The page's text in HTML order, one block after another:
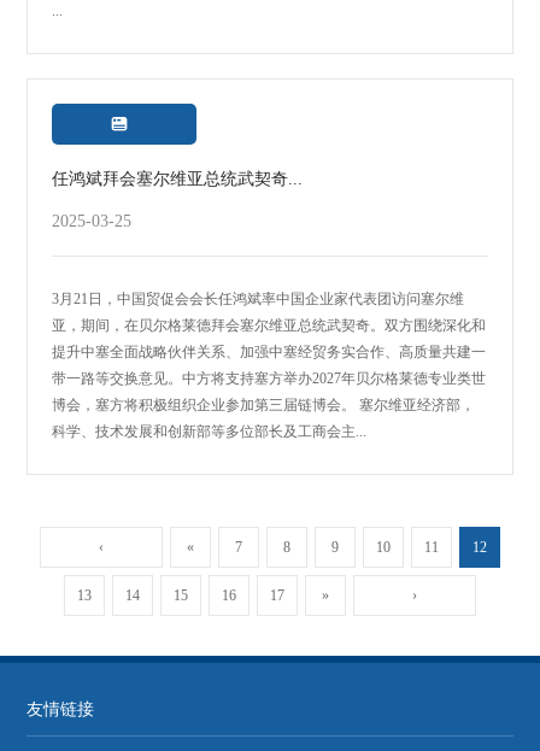
...

任鸿斌拜会塞尔维亚总统武契奇...
2025-03-25
3月21日，中国贸促会会长任鸿斌率中国企业家代表团访问塞尔维
亚，期间，在贝尔格莱德拜会塞尔维亚总统武契奇。双方围绕深化和
提升中塞全面战略伙伴关系、加强中塞经贸务实合作、高质量共建一
带一路等交换意见。中方将支持塞方举办2027年贝尔格莱德专业类世
博会，塞方将积极组织企业参加第三届链博会。 塞尔维亚经济部，
科学、技术发展和创新部等多位部长及工商会主...
‹ « 7 8 9 10 11 12
13 14 15 16 17 » ›
友情链接